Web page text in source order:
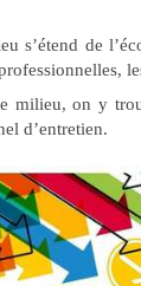
s’étend de
milieu, on y
d’entretien.